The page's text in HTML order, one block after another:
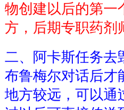
物创建以后的第一
方，后期专职药剂
二、阿卡斯任务去
布鲁梅尔对话后才
地方较远，可以通